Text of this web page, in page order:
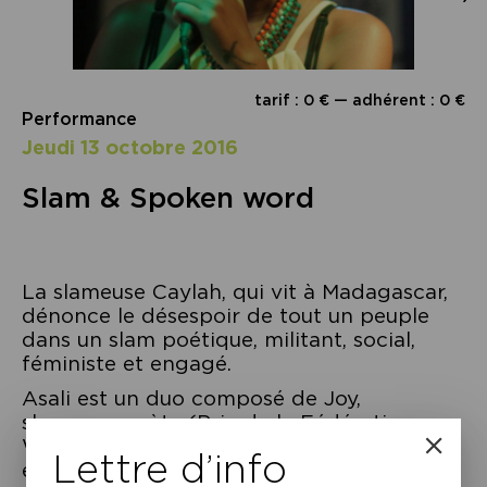
tarif : 0 € — adhérent : 0 €
Performance
jeudi 13 octobre 2016
Slam & Spoken word
La slameuse Caylah, qui vit à Madagascar,
dénonce le désespoir de tout un peuple
dans un slam poétique, militant, social,
féministe et engagé.
Asali est un duo composé de Joy,
slameuse-poète (Prix de la Fédération
Wallonie-Bruxelles Paroles Urbaines 2013)
et Youri, chanteur-musicien bruxellois. Une
Lettre d’info